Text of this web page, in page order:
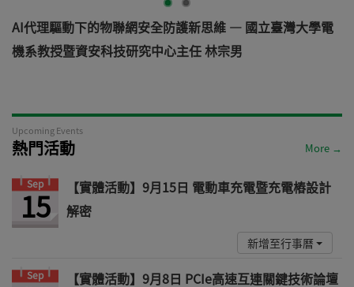
AI代理驅動下的物聯網安全防護新思維 — 國立臺灣大學電
機系教授暨資安科技研究中心主任 林宗男
Upcoming Events
熱門活動 More →
Sep
15
【實體活動】9月15日 電動車充電暨充電樁設計
解密
新增至行事曆
Sep 【實體活動】9月8日 PCIe高速互連關鍵技術論壇